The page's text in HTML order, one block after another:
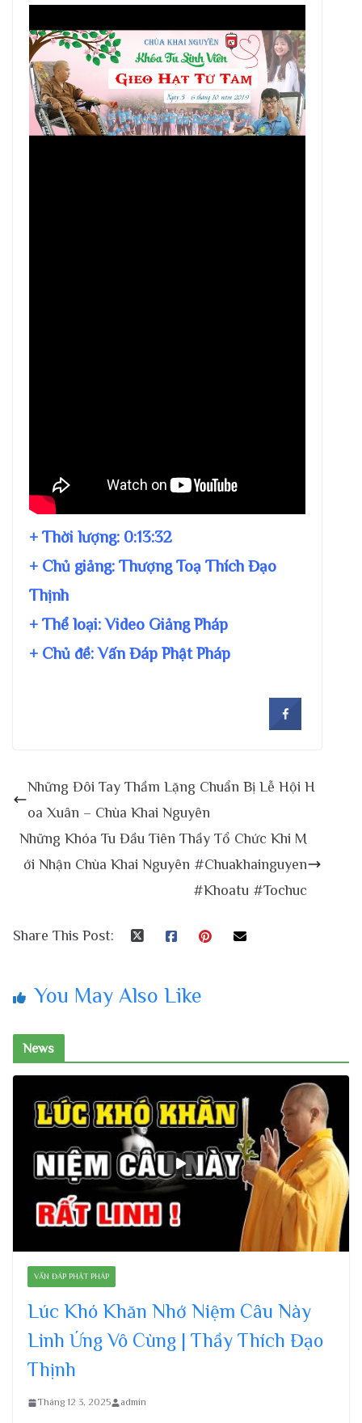
+ Thời lượng: 0:13:32
+ Chủ giảng: Thượng Toạ Thích Đạo
Thịnh
+ Thể loại: Video Giảng Pháp
+ Chủ đề:Vấn Đáp Phật Pháp
Những Đôi Tay Thầm Lặng Chuẩn Bị Lễ Hội H
oa Xuân – Chùa Khai Nguyên
Những Khóa Tu Đầu Tiên Thầy Tổ Chức Khi M
ới Nhận Chùa Khai Nguyên #Chuakhainguyen
#Khoatu #Tochuc
Share This Post:
You May Also Like
News
VẤN ĐÁP PHẬT PHÁP
Lúc Khó Khăn Nhớ Niệm Câu Này
Linh Ứng Vô Cùng | Thầy Thích Đạo
Thịnh
Tháng 12 3, 2025 admin